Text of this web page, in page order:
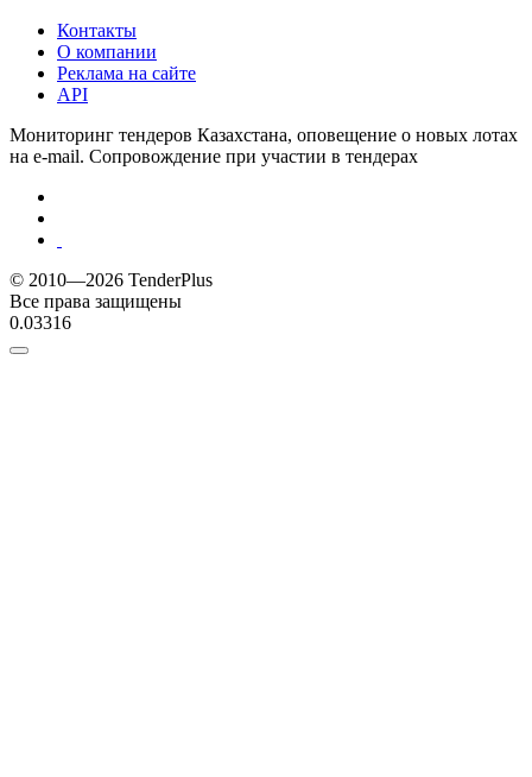
Контакты
О компании
Реклама на сайте
API
Мониторинг тендеров Казахстана, оповещение о новых лотах
на e-mail. Сопровождение при участии в тендерах
© 2010—2026 TenderPlus
Все права защищены
0.03316